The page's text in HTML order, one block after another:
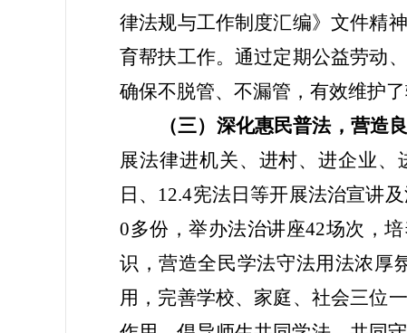
律法规与工作制度汇编》文件精
育帮扶工作。通过定期公益劳动
确保不脱管、不漏管，有效维护了
（三）深化惠民普法，营造
展法律进机关、进村、进企业、
日、12.4宪法日等开展法治宣讲
0多份，举办法治讲座42场次，
识，营造全民学法守法用法浓厚
用，完善学校、家庭、社会三位